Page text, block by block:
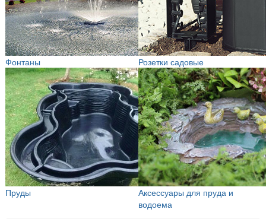
Фонтаны Розетки садовые
Пруды
Аксессуары для пруда и
водоема